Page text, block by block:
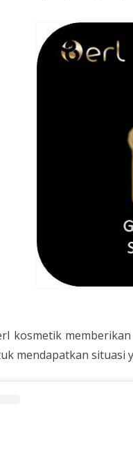
kosmetik
mendapatkan situasi